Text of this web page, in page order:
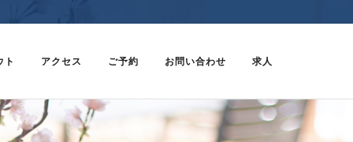
ト アクセス ご予約 お問い合わせ 求人